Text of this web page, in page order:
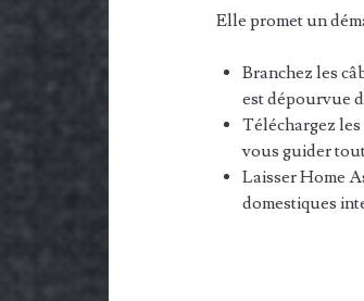
Elle promet un
Branchez les
est dépourvue
Téléchargez
vous guider
Laisser Home
domestiques